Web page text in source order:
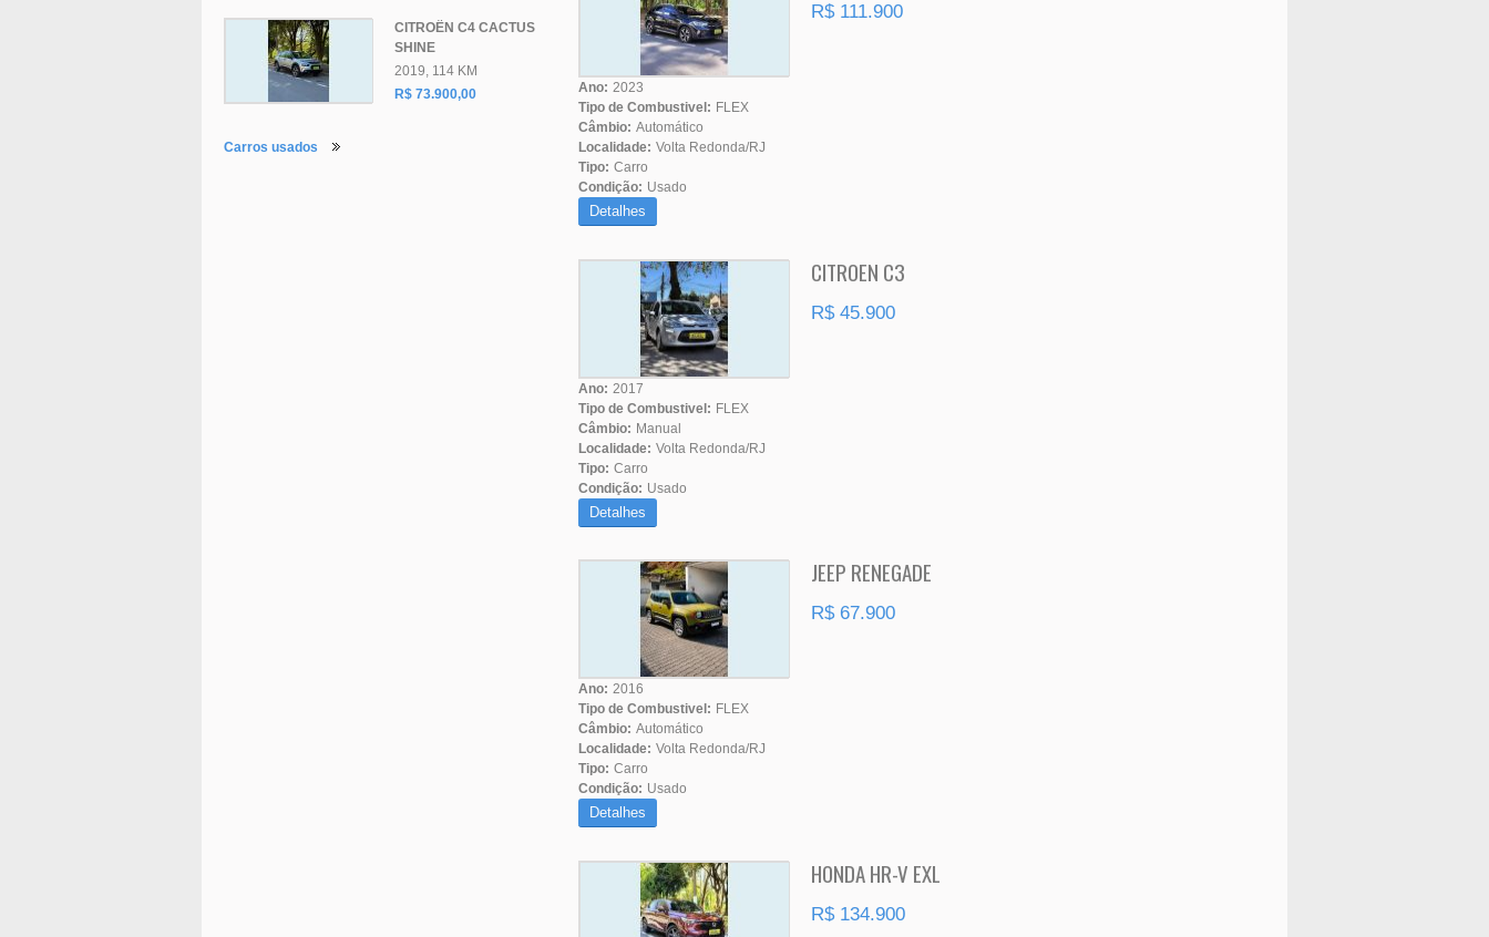
R$ 111.900
Ano: 2023
Tipo de Combustivel: FLEX
Câmbio: Automático
Localidade: Volta Redonda/RJ
Tipo: Carro
Condição: Usado
Detalhes
CITROEN C3
R$ 45.900
Ano: 2017
Tipo de Combustivel: FLEX
Câmbio: Manual
Localidade: Volta Redonda/RJ
Tipo: Carro
Condição: Usado
Detalhes
JEEP RENEGADE
R$ 67.900
Ano: 2016
Tipo de Combustivel: FLEX
Câmbio: Automático
Localidade: Volta Redonda/RJ
Tipo: Carro
Condição: Usado
Detalhes
HONDA HR-V EXL
R$ 134.900
CITROËN C4 CACTUS
SHINE
2019, 114 KM
R$ 73.900,00
Carros usados